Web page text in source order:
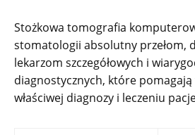
Stożkowa tomografia
stomatologii absolutny przełom,
lekarzom szczegółowych i
diagnostycznych, które
właściwej diagnozy i leczeniu